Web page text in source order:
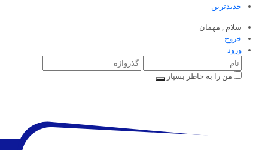
جدیدترین
سلام , مهمان
خروج
ورود
من را به خاطر بسپار